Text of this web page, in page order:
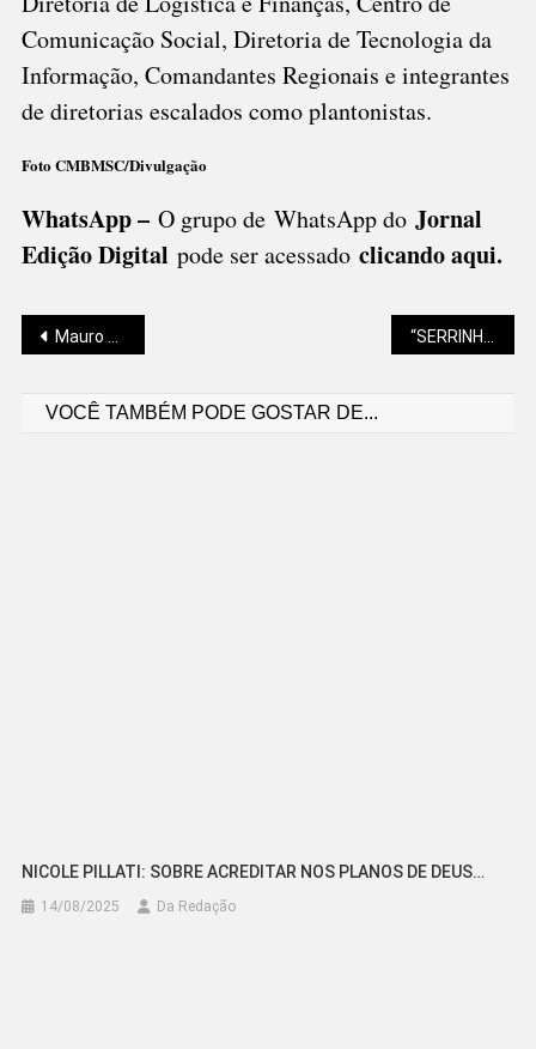
Comunicação Social, Diretoria de Tecnologia da
Informação, Comandantes Regionais e integrantes
de diretorias escalados como plantonistas.
Foto CMBMSC/Divulgação
WhatsApp – O grupo de WhatsApp do Jornal
Edição Digital pode ser acessado clicando aqui.
Navegação
Mauro Stiegler: MINHA “TEIA” SE FOI
VOCÊ TAMBÉM PODE GOSTAR DE...
NICOLE PILLATI: SOBRE ACREDITAR NOS PLANOS DE DEUS…
14/08/2025 Da Redação